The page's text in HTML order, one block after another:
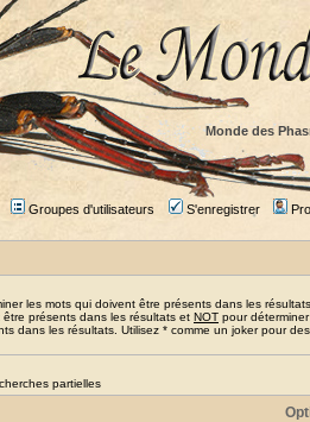
Monde des
Groupes d'utilisateurs S'enregistrer
les mots qui doivent être présents dans les
présents dans les résultats et NOT pour
dans les résultats. Utilisez * comme un joker pour des
partielles